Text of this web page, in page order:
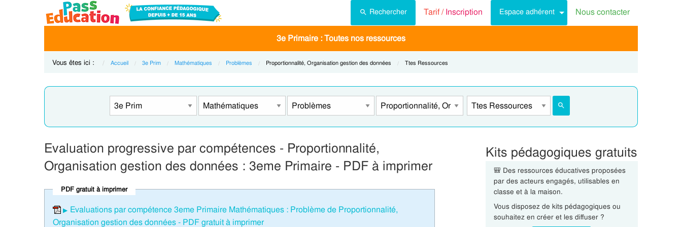
Rechercher Tarif /Inscription Espace adhérent Nous contacter
3e Primaire : Toutes nos ressources
Vous êtes ici : Accueil 3e Prim Mathématiques Problèmes Current:
Proportionnalité, Organisation gestion des données Current:
Ttes Ressources
Evaluation progressive par compétences - Proportionnalité,
Organisation gestion des données : 3eme Primaire - PDF à imprimer
PDF gratuit à imprimer
Evaluations par compétence 3eme Primaire Mathématiques : Problème de Proportionnalité,
Organisation gestion des données - PDF gratuit à imprimer
Kits pédagogiques gratuits
🎒 Des ressources éducatives proposées
par des acteurs engagés, utilisables en
classe et à la maison.
Vous disposez de kits pédagogiques ou
souhaitez en créer et les diffuser ?